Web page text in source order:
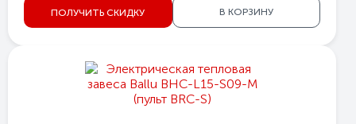
ПОЛУЧИТЬ СКИДКУ В КОРЗИНУ